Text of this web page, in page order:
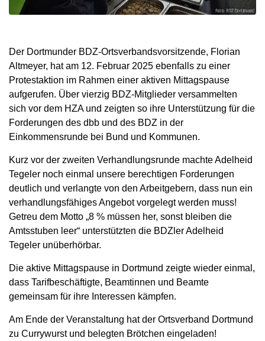
Der Dortmunder BDZ-Ortsverbandsvorsitzende, Florian
Altmeyer, hat am 12. Februar 2025 ebenfalls zu einer
Protestaktion im Rahmen einer aktiven Mittagspause
aufgerufen. Über vierzig BDZ-Mitglieder versammelten
sich vor dem HZA und zeigten so ihre Unterstützung für die
Forderungen des dbb und des BDZ in der
Einkommensrunde bei Bund und Kommunen.
Kurz vor der zweiten Verhandlungsrunde machte Adelheid
Tegeler noch einmal unsere berechtigen Forderungen
deutlich und verlangte von den Arbeitgebern, dass nun ein
verhandlungsfähiges Angebot vorgelegt werden muss!
Getreu dem Motto „8 % müssen her, sonst bleiben die
Amtsstuben leer“ unterstützten die BDZler Adelheid
Tegeler unüberhörbar.
Die aktive Mittagspause in Dortmund zeigte wieder einmal,
dass Tarifbeschäftigte, Beamtinnen und Beamte
gemeinsam für ihre Interessen kämpfen.
Am Ende der Veranstaltung hat der Ortsverband Dortmund
zu Currywurst und belegten Brötchen eingeladen!